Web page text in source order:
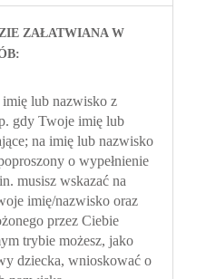
ZAŁATWIANA W
lub nazwisko z
gdy Twoje imię lub
na imię lub nazwisko
o wypełnienie
musisz wskazać na
imię/nazwisko oraz
przez Ciebie
trybie możesz, jako
dziecka, wnioskować o